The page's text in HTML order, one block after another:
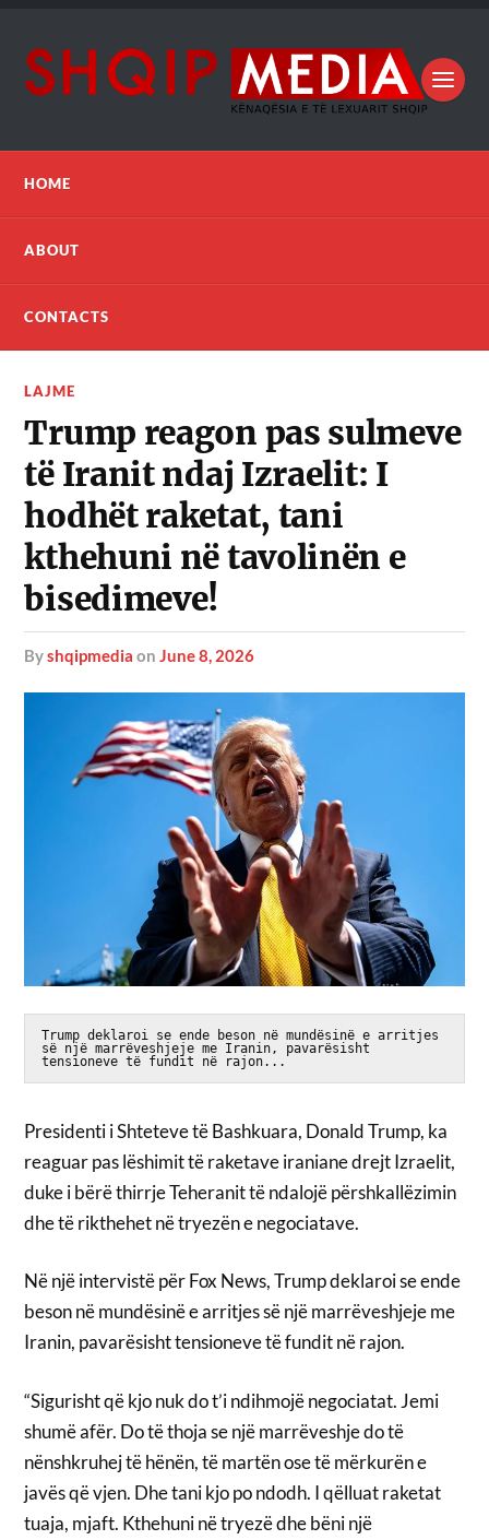
HOME
ABOUT
CONTACTS
LAJME
Trump reagon pas sulmeve
të Iranit ndaj Izraelit: I
hodhët raketat, tani
kthehuni në tavolinën e
bisedimeve!
byshqipmedia onJune 8, 2026
Trump deklaroi se ende beson në mundësinë e arritjes
së një marrëveshjeje me Iranin, pavarësisht
tensioneve të fundit në rajon...
Presidenti i Shteteve të Bashkuara, Donald Trump, ka
reaguar pas lëshimit të raketave iraniane drejt Izraelit,
duke i bërë thirrje Teheranit të ndalojë përshkallëzimin
dhe të rikthehet në tryezën e negociatave.
Në një intervistë për Fox News, Trump deklaroi se ende
beson në mundësinë e arritjes së një marrëveshjeje me
Iranin, pavarësisht tensioneve të fundit në rajon.
“Sigurisht që kjo nuk do t’i ndihmojë negociatat. Jemi
shumë afër. Do të thoja se një marrëveshje do të
nënshkruhej të hënën, të martën ose të mërkurën e
javës që vjen. Dhe tani kjo po ndodh. I qëlluat raketat
tuaja, mjaft. Kthehuni në tryezë dhe bëni një